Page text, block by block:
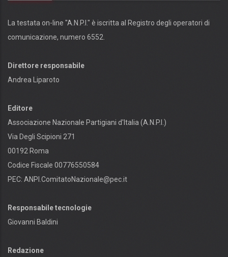
La testata on-line "A.N.P.I." è iscritta al Registro degli operatori di
comunicazione, numero 6552.
Direttore responsabile
Andrea Liparoto
Editore
Associazione Nazionale Partigiani d'Italia (A.N.P.I.)
Via Degli Scipioni 271
00192 Roma
Codice Fiscale 00776550584
PEC: ANPI.ComitatoNazionale@pec.it
Responsabile tecnologie
Giovanni Baldini
Redazione